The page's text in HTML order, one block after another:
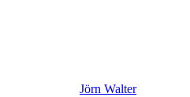
Jörn Walter